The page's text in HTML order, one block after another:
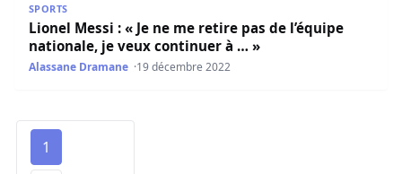
SPORTS
Lionel Messi : « Je ne me retire pas de l’équipe
nationale, je veux continuer à … »
Alassane Dramane 19 décembre 2022
1